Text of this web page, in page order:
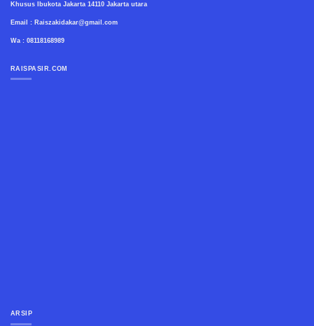
Khusus Ibukota Jakarta 14110 Jakarta utara
Email : Raiszakidakar@gmail.com
Wa : 08118168989
RAISPASIR.COM
ARSIP